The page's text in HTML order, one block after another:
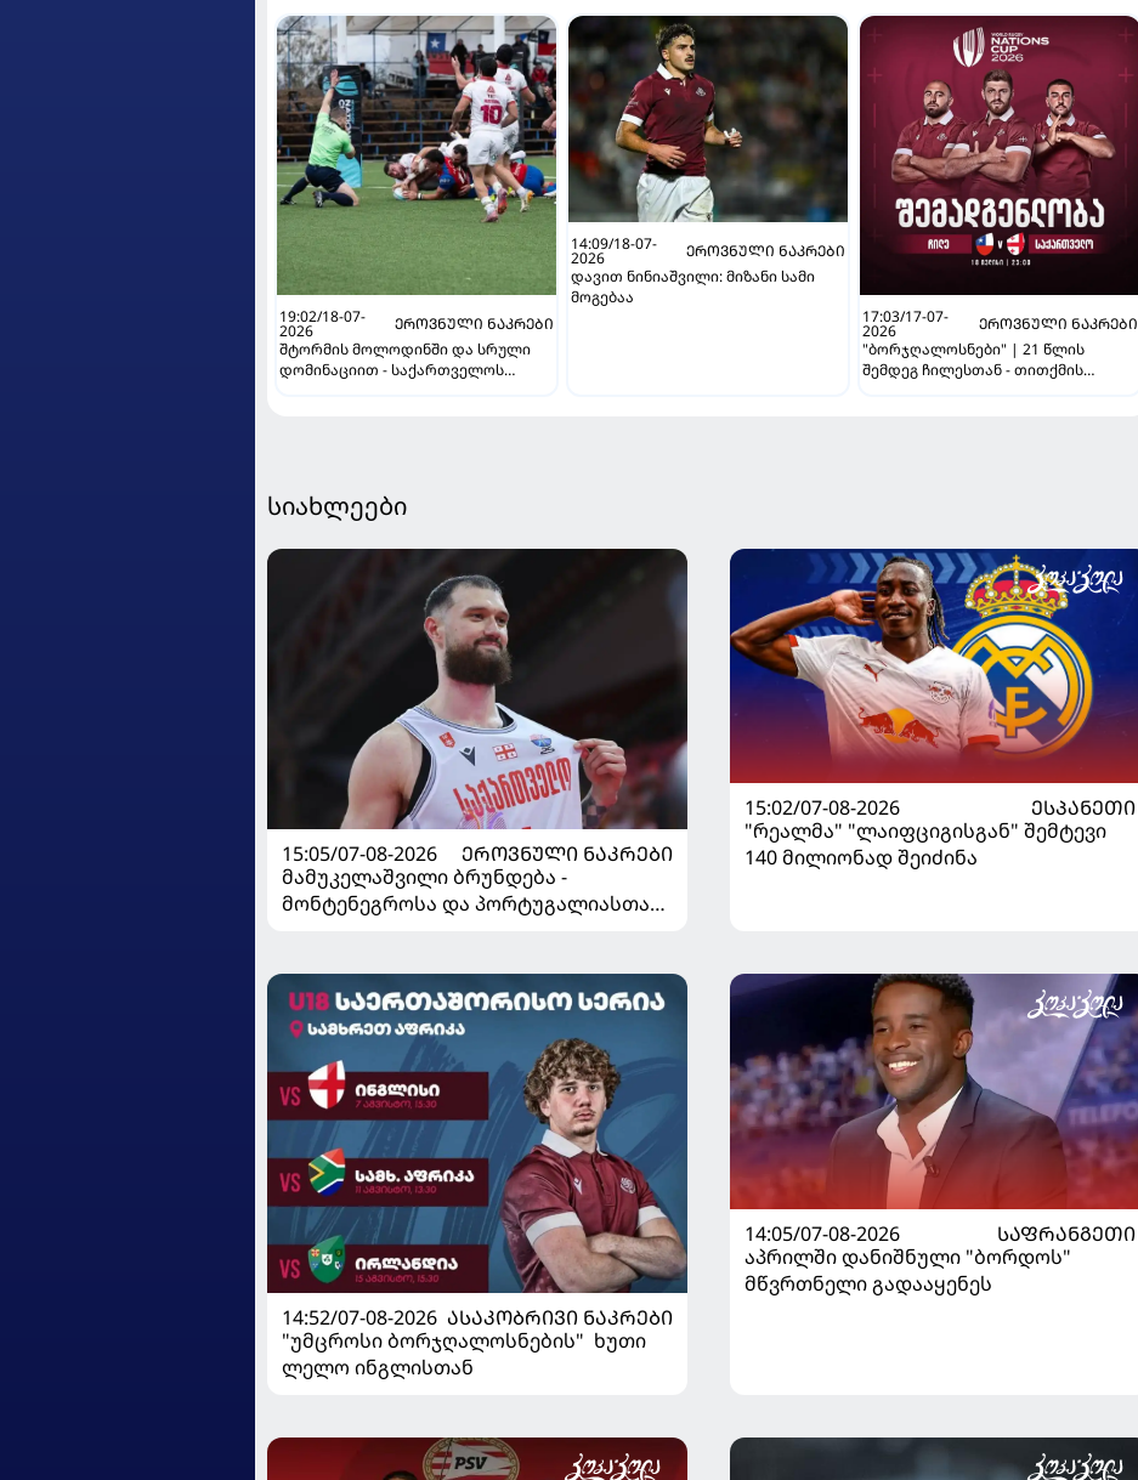
19:02/18-07-
2026
ᲔᲠᲝᲕᲜᲣᲚᲘ ᲜᲐᲙᲠᲔᲑᲘ
შტორმის მოლოდინში და სრული
დომინაციით - საქართველოს
14:09/18-07-
2026
ᲔᲠᲝᲕᲜᲣᲚᲘ ᲜᲐᲙᲠᲔᲑᲘ
დავით ნინიაშვილი: მიზანი სამი
მოგებაა
17:03/17-07-
2026
ᲔᲠᲝᲕᲜᲣᲚᲘ ᲜᲐᲙᲠᲔᲑᲘ
"ბორჯღალოსნები" | 21 წლის
შემდეგ ჩილესთან - თითქმის
სიახლეები
15:05/07-08-2026
ᲔᲠᲝᲕᲜᲣᲚᲘ ᲜᲐᲙᲠᲔᲑᲘ
მამუკელაშვილი ბრუნდება -
მონტენეგროსა და პორტუგალიასთან
15:02/07-08-2026
ᲔᲡᲞᲐᲜᲔᲗᲘ
"რეალმა" "ლაიფციგისგან" შემტევი
140 მილიონად შეიძინა
14:52/07-08-2026 ᲐᲡᲐᲙᲝᲑᲠᲘᲕᲘ ᲜᲐᲙᲠᲔᲑᲘ
"უმცროსი ბორჯღალოსნების" ხუთი
ლელო ინგლისთან
14:05/07-08-2026
ᲡᲐᲤᲠᲐᲜᲒᲔᲗᲘ
აპრილში დანიშნული "ბორდოს"
მწვრთნელი გადააყენეს